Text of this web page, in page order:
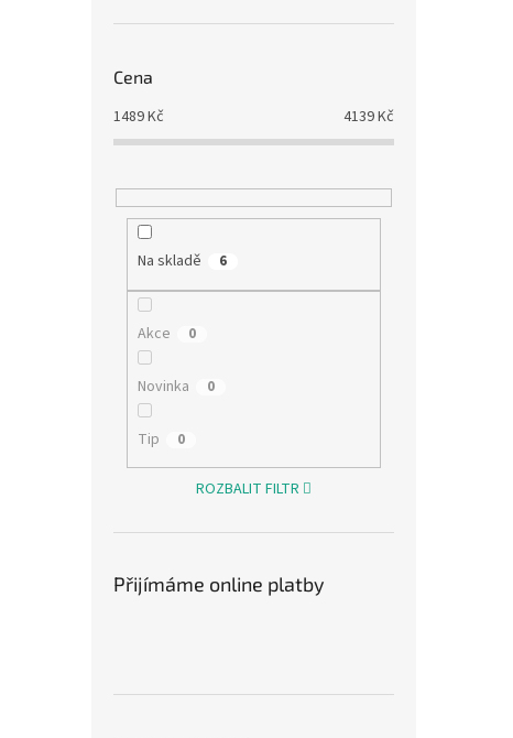
Cena
1489Kč 4139Kč
Na skladě 6
Akce 0
Novinka 0
Tip 0
ROZBALIT FILTR
Přijímáme online platby